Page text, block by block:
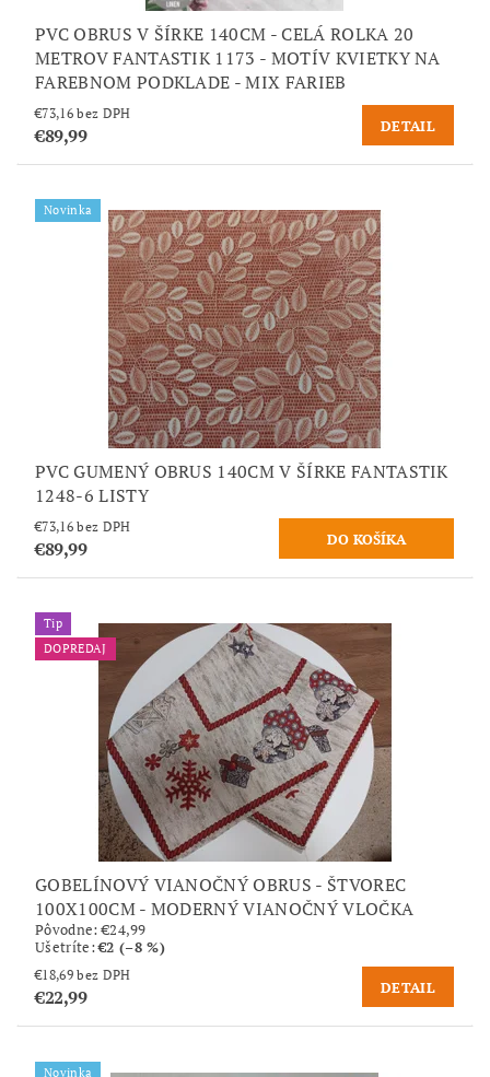
PVC OBRUS V ŠÍRKE 140CM - CELÁ ROLKA 20
METROV FANTASTIK 1173 - MOTÍV KVIETKY NA
FAREBNOM PODKLADE - MIX FARIEB
€73,16 bez DPH
€89,99 DETAIL
Novinka
PVC GUMENÝ OBRUS 140CM V ŠÍRKE FANTASTIK
1248-6 LISTY
€73,16 bez DPH
€89,99
Tip
DOPREDAJ
GOBELÍNOVÝ VIANOČNÝ OBRUS - ŠTVOREC
100X100CM - MODERNÝ VIANOČNÝ VLOČKA
Pôvodne:€24,99
Ušetríte:€2 (–8 %)
€18,69 bez DPH
€22,99 DETAIL
Novinka